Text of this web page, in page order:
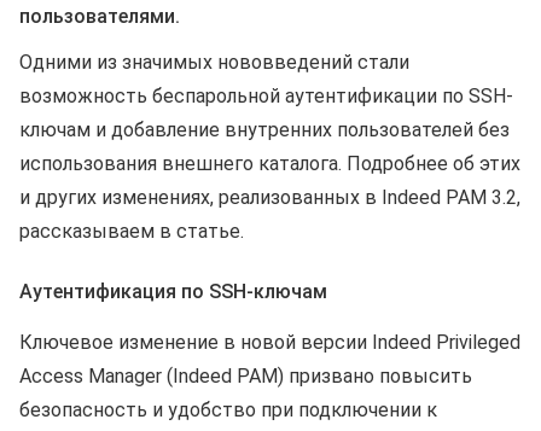
пользователями.
Одними из значимых нововведений стали
возможность беспарольной аутентификации по SSH-
ключам и добавление внутренних пользователей без
использования внешнего каталога. Подробнее об этих
и других изменениях, реализованных в Indeed PAM 3.2,
рассказываем в статье.
Аутентификация по SSH-ключам
Ключевое изменение в новой версии Indeed Privileged
Access Manager (Indeed PAM) призвано повысить
безопасность и удобство при подключении к